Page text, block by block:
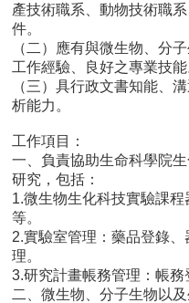
查
詢
事
項
相
關
網
站
臺
大
首
頁
產技術職系、動物技術職
件。
（二）應有與微生物、分
工作經驗、良好之專業技能
（三）具行政文書知能、
析能力。
工作項目：
一、負責協助生命科學院
研究，包括：
1.微生物生化科技實驗課
等。
2.實驗室管理：藥品登錄
理。
3.研究計畫帳務管理：帳務
二、微生物、分子生物以